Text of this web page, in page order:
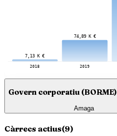
7,13 K €
2018
74,89 K €
2019
Govern corporatiu (BORME)
Amaga
Càrrecs actius(9)